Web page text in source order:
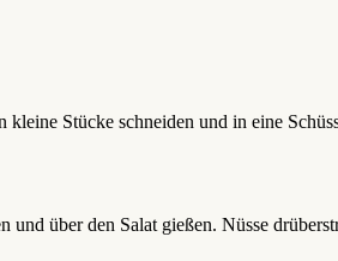
Stücke schneiden und in eine
und über den Salat gießen. Nüsse